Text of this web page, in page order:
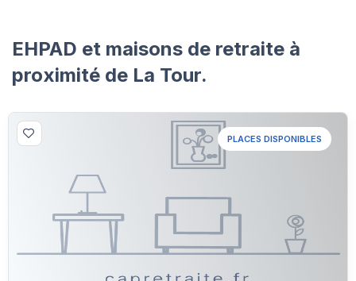
EHPAD et maisons de retraite à
proximité de La Tour.
PLACES DISPONIBLES